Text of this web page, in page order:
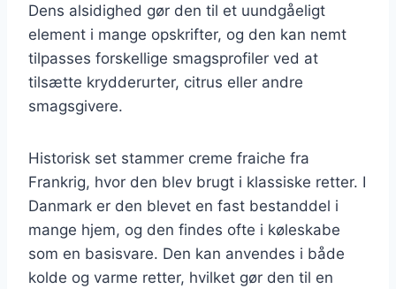
Dens alsidighed gør den til et uundgåeligt
element i mange opskrifter, og den kan nemt
tilpasses forskellige smagsprofiler ved at
tilsætte krydderurter, citrus eller andre
smagsgivere.
Historisk set stammer creme fraiche fra
Frankrig, hvor den blev brugt i klassiske retter. I
Danmark er den blevet en fast bestanddel i
mange hjem, og den findes ofte i køleskabe
som en basisvare. Den kan anvendes i både
kolde og varme retter, hvilket gør den til en